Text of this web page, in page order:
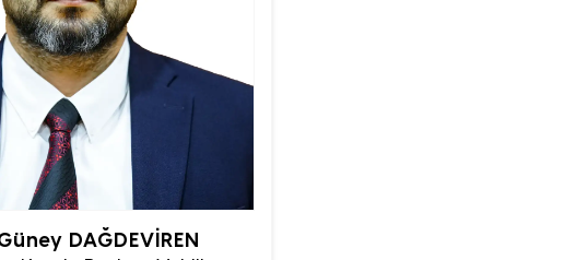
DAĞDEVİREN